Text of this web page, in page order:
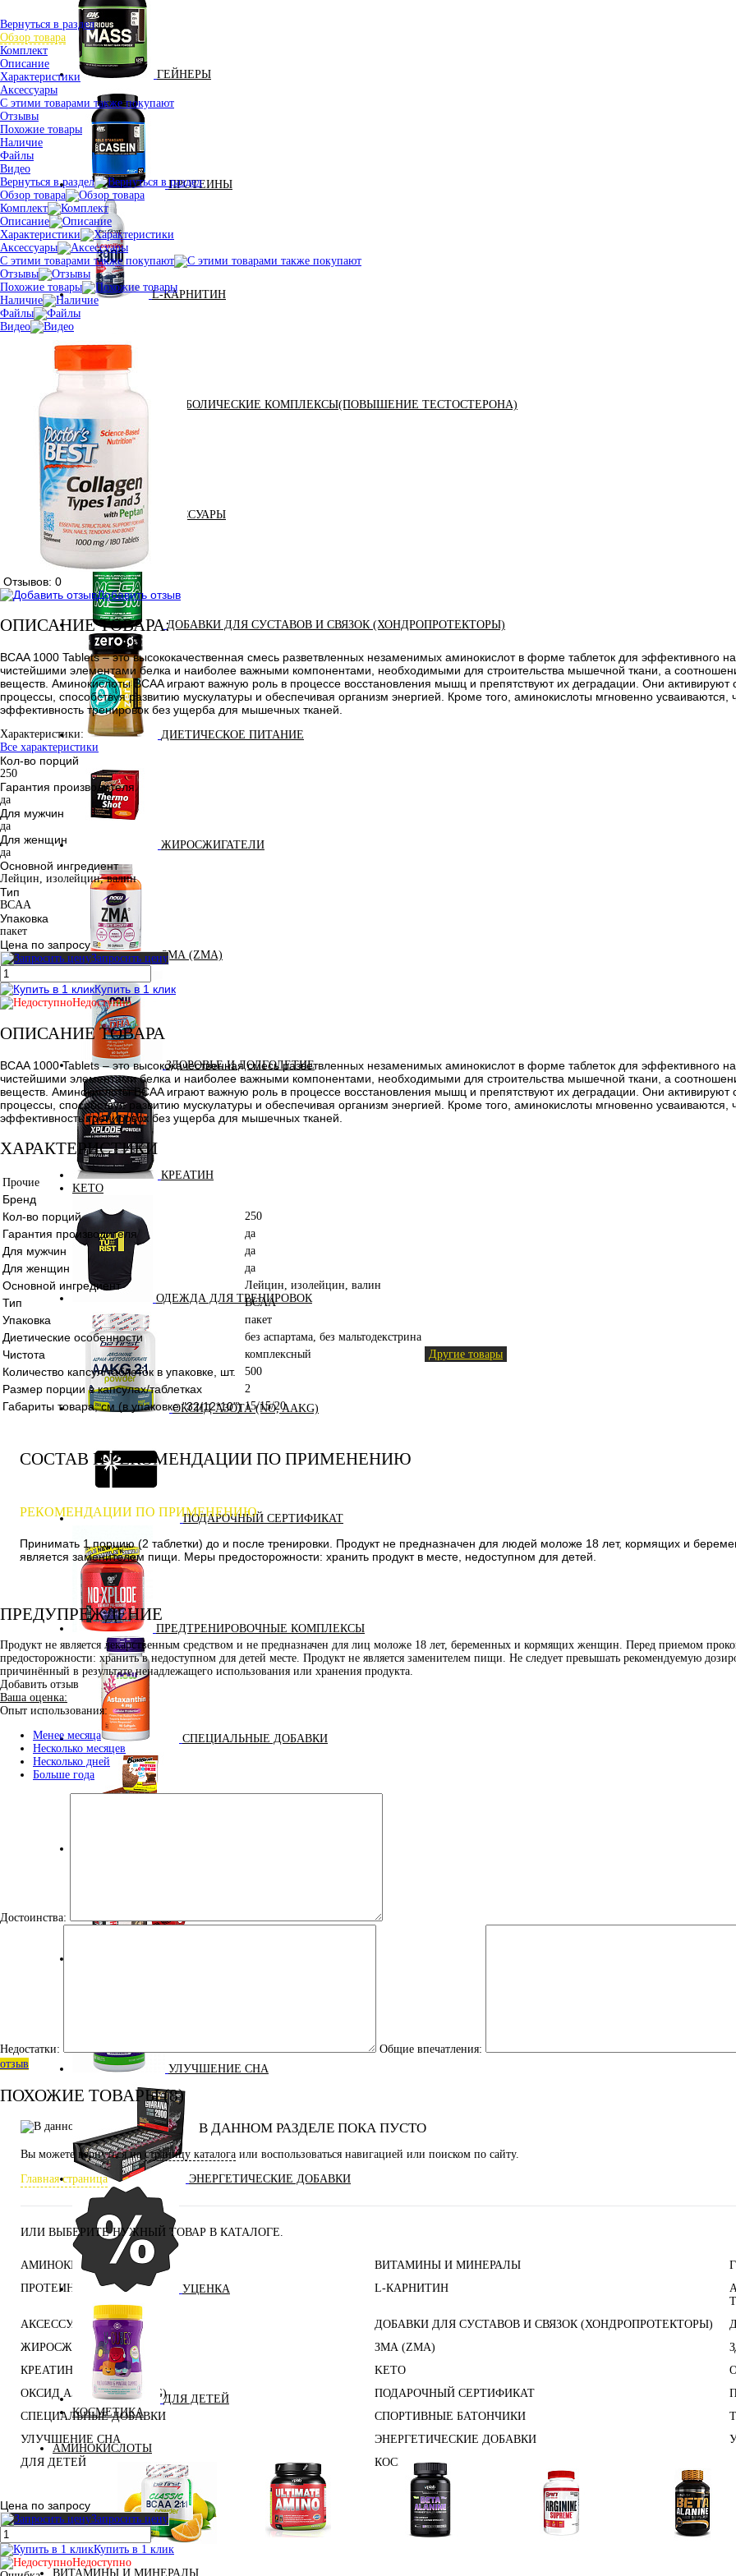
ГЕЙНЕРЫ
ПРОТЕИНЫ
L-КАРНИТИН
АНАБОЛИЧЕСКИЕ КОМПЛЕКСЫ(ПОВЫШЕНИЕ ТЕСТОСТЕРОНА)
АКСЕССУАРЫ
ДОБАВКИ ДЛЯ СУСТАВОВ И СВЯЗОК (ХОНДРОПРОТЕКТОРЫ)
ДИЕТИЧЕСКОЕ ПИТАНИЕ
ЖИРОСЖИГАТЕЛИ
ЗМА (ZMA)
ЗДОРОВЬЕ И ДОЛГОЛЕТИЕ
КРЕАТИН
KETO
ОДЕЖДА ДЛЯ ТРЕНИРОВОК
ОКСИД АЗОТА (NO, AAKG)
ПОДАРОЧНЫЙ СЕРТИФИКАТ
ПРЕДТРЕНИРОВОЧНЫЕ КОМПЛЕКСЫ
СПЕЦИАЛЬНЫЕ ДОБАВКИ
УЛУЧШЕНИЕ СНА
ЭНЕРГЕТИЧЕСКИЕ ДОБАВКИ
УЦЕНКА
ДЛЯ ДЕТЕЙ
КОСМЕТИКА
АМИНОКИСЛОТЫ
Bcaa
ВИТАМИНЫ И МИНЕРАЛЫ
Вернуться в раздел
Обзор товара
Комплект
Описание
Характеристики
Аксессуары
С этими товарами также покупают
Отзывы
Похожие товары
Наличие
Файлы
Видео
Вернуться в раздел
Обзор товара
Комплект
Описание
Характеристики
Аксессуары
С этими товарами также покупают
Отзывы
Похожие товары
Наличие
Файлы
Видео
Отзывов: 0
Добавить отзыв
ОПИСАНИЕ ТОВАРА:
BCAA 1000 Tablets – это высококачественная смесь разветвленных незаменимых аминокислот в форме таблеток для
чистейшими элементами белка и наиболее важными компонентами, необходимыми для строительства мышечной ткани, а
веществ. Аминокислоты BCAA играют важную роль в процессе восстановления мышц и препятствуют их деградации. Они
процессы, способствуя развитию мускулатуры и обеспечивая организм энергией. Кроме того, аминокислоты мгновенно усваиваются,
эффективность тренировок без ущерба для мышечных тканей.
Характеристики:
Все характеристики
Кол-во порций
250
Гарантия производителя
да
Для мужчин
да
Для женщин
да
Основной ингредиент
Лейцин, изолейцин, валин
Тип
BCAA
Упаковка
пакет
Цена по запросу
Запросить цену
Купить в 1 клик
Недоступно
ОПИСАНИЕ ТОВАРА
BCAA 1000 Tablets – это высококачественная смесь разветвленных незаменимых аминокислот в форме таблеток для
чистейшими элементами белка и наиболее важными компонентами, необходимыми для строительства мышечной ткани, а
веществ. Аминокислоты BCAA играют важную роль в процессе восстановления мышц и препятствуют их деградации. Они
процессы, способствуя развитию мускулатуры и обеспечивая организм энергией. Кроме того, аминокислоты мгновенно усваиваются,
эффективность тренировок без ущерба для мышечных тканей.
ХАРАКТЕРИСТИКИ
Прочие
Бренд
Кол-во порций
250
Гарантия производителя да
Для мужчин да
Для женщин да
Основной ингредиент Лейцин, изолейцин, валин
Тип BCAA
Упаковка пакет
Диетические особенности без аспартама, без мальтодекстрина
Чистота комплексный Другие товары
Количество капсул/таблеток в упаковке, шт. 500
Размер порции в капсулах/таблетках 2
Габариты товара, см (в упаковке "32/12*10") 15/15/20
СОСТАВ И РЕКОМЕНДАЦИИ ПО ПРИМЕНЕНИЮ
РЕКОМЕНДАЦИИ ПО ПРИМЕНЕНИЮ
Принимать 1 порцию (2 таблетки) до и после тренировки. Продукт не предназначен для людей моложе 18 лет, кормящих и
является заменителем пищи. Меры предосторожности: хранить продукт в месте, недоступном для детей.
ПРЕДУПРЕЖДЕНИЕ
Продукт не является лекарственным средством и не предназначен для лиц моложе 18 лет, беременных и кормящих женщин. Перед приемом
предосторожности: хранить в недоступном для детей месте. Продукт не является заменителем пищи. Не следует превышать рекомендуемую
причинённый в результате ненадлежащего использования или хранения продукта.
Добавить отзыв
Ваша оценка:
Опыт использования:
Менее месяца
Несколько месяцев
Несколько дней
Больше года
Достоинства:
Недостатки: Общие впечатления:
отзыв
ПОХОЖИЕ ТОВАРЫ (8)
В ДАННОМ РАЗДЕЛЕ ПОКА ПУСТО
Вы можете вернуться на страницу каталога или воспользоваться навигацией или поиском по сайту.
Главная страница
ИЛИ ВЫБЕРИТЕ НУЖНЫЙ ТОВАР В КАТАЛОГЕ.
АМИНОКИСЛОТЫ ВИТАМИНЫ И МИНЕРАЛЫ
ПРОТЕИНЫ
L-КАРНИТИН
АКСЕССУАРЫ
ДОБАВКИ ДЛЯ СУСТАВОВ И СВЯЗОК (ХОНДРОПРОТЕКТОРЫ)
ЖИРОСЖИГАТЕЛИ
ЗМА (ZMA)
КРЕАТИН
KETO
ОКСИД АЗОТА (NO, AAKG)
ПОДАРОЧНЫЙ СЕРТИФИКАТ
СПЕЦИАЛЬНЫЕ ДОБАВКИ
СПОРТИВНЫЕ БАТОНЧИКИ
УЛУЧШЕНИЕ СНА
ЭНЕРГЕТИЧЕСКИЕ ДОБАВКИ
ДЛЯ ДЕТЕЙ
КОСМЕТИКА
Цена по запросу
Запросить цену
Купить в 1 клик
Недоступно